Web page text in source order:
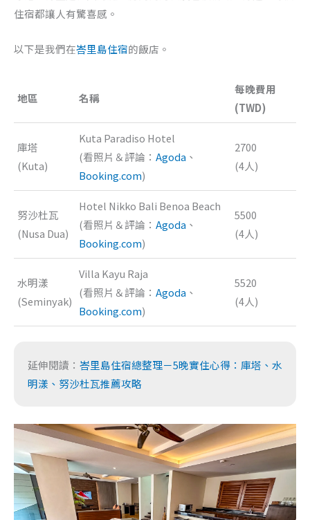
住宿都讓人有驚喜感。
以下是我們在峇里島住宿的飯店。
地區 名稱
每晚費用
(TWD)
庫塔
(Kuta)
Kuta Paradiso Hotel
(看照片＆評論： Agoda 、
Booking.com)
2700
(4人)
努沙杜瓦
(Nusa Dua)
Hotel Nikko Bali Benoa Beach
(看照片＆評論： Agoda 、
Booking.com)
5500
(4人)
水明漾
(Seminyak)
Villa Kayu Raja
(看照片＆評論： Agoda 、
Booking.com)
5520
(4人)
延伸閱讀： 峇里島住宿總整理－5晚實住心得：庫塔、水
明漾、努沙杜瓦推薦攻略